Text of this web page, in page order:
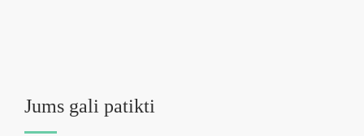
Jums gali patikti